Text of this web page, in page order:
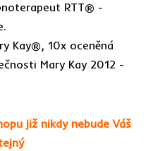
RTT® -
Kay®, 10x oceněná
Mary Kay 2012 -
již nikdy nebude Váš